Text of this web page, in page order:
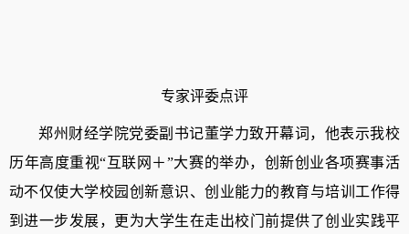
专家评委点评
郑州财经学院党委副书记董学力致开幕词， 他表示我校
历年高度重视“互联网＋”大赛的举办，创新创业各项赛事活
动不仅使大学校园创新意识、创业能力的教育与培训工作得
到进一步发展，更为大学生在走出校门前提供了创业实践平